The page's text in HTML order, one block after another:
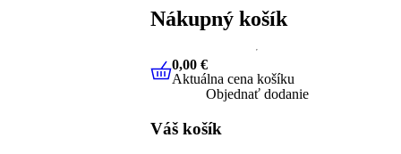
Nákupný košík
0,00 €Aktuálna cena košíku
0,00 €
Aktuálna cena košíku
Objednať dodanie
Váš košík